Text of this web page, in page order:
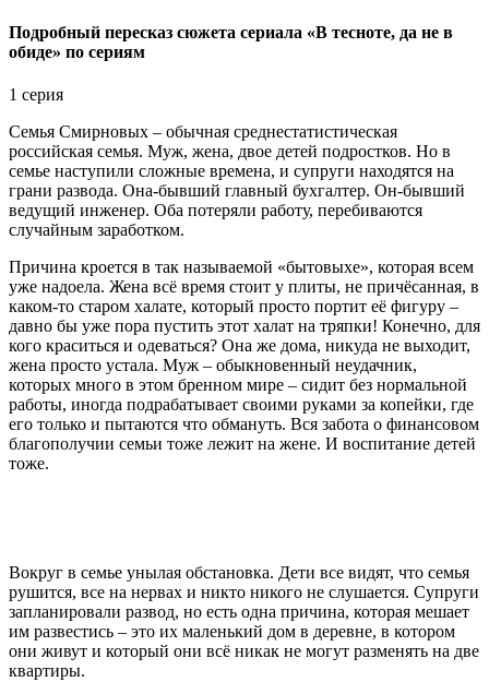
Подробный пересказ сюжета сериала «В тесноте, да не в
обиде» по сериям
1 серия
Семья Смирновых – обычная среднестатистическая
российская семья. Муж, жена, двое детей подростков. Но в
семье наступили сложные времена, и супруги находятся на
грани развода. Она-бывший главный бухгалтер. Он-бывший
ведущий инженер. Оба потеряли работу, перебиваются
случайным заработком.
Причина кроется в так называемой «бытовыхе», которая всем
уже надоела. Жена всё время стоит у плиты, не причёсанная, в
каком-то старом халате, который просто портит её фигуру –
давно бы уже пора пустить этот халат на тряпки! Конечно, для
кого краситься и одеваться? Она же дома, никуда не выходит,
жена просто устала. Муж – обыкновенный неудачник,
которых много в этом бренном мире – сидит без нормальной
работы, иногда подрабатывает своими руками за копейки, где
его только и пытаются что обмануть. Вся забота о финансовом
благополучии семьи тоже лежит на жене. И воспитание детей
тоже.
Вокруг в семье унылая обстановка. Дети все видят, что семья
рушится, все на нервах и никто никого не слушается. Супруги
запланировали развод, но есть одна причина, которая мешает
им развестись – это их маленький дом в деревне, в котором
они живут и который они всё никак не могут разменять на две
квартиры.